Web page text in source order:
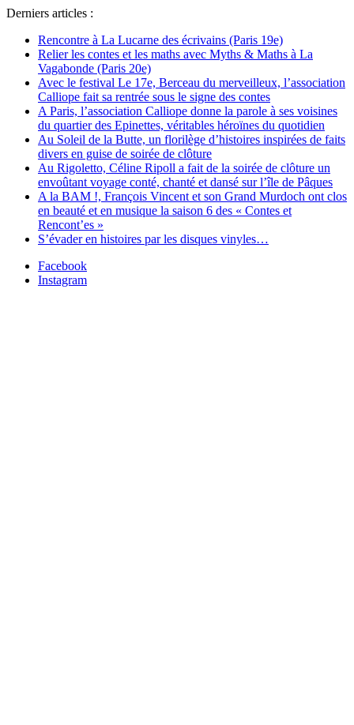
Derniers articles :
Rencontre à La Lucarne des écrivains (Paris 19e)
Relier les contes et les maths avec Myths & Maths à La
Vagabonde (Paris 20e)
Avec le festival Le 17e, Berceau du merveilleux, l’association
Calliope fait sa rentrée sous le signe des contes
A Paris, l’association Calliope donne la parole à ses voisines
du quartier des Epinettes, véritables héroïnes du quotidien
Au Soleil de la Butte, un florilège d’histoires inspirées de faits
divers en guise de soirée de clôture
Au Rigoletto, Céline Ripoll a fait de la soirée de clôture un
envoûtant voyage conté, chanté et dansé sur l’île de Pâques
A la BAM !, François Vincent et son Grand Murdoch ont clos
en beauté et en musique la saison 6 des « Contes et
Rencont’es »
S’évader en histoires par les disques vinyles…
Facebook
Instagram